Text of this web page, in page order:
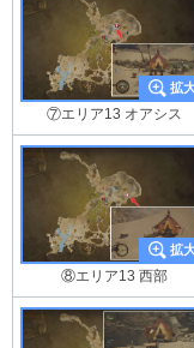
⑦エリア13 オアシス
⑧エリア13 西部